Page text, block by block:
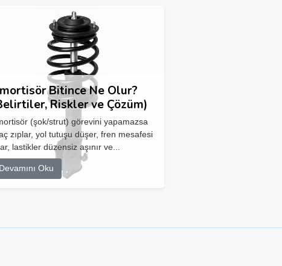
Bitince Ne Olur?
Riskler ve Çözüm)
(şok/strut) görevini yapamazsa
zıplar, yol tutuşu düşer, fren mesafesi
lastikler düzensiz aşınır ve...
Devamını Oku